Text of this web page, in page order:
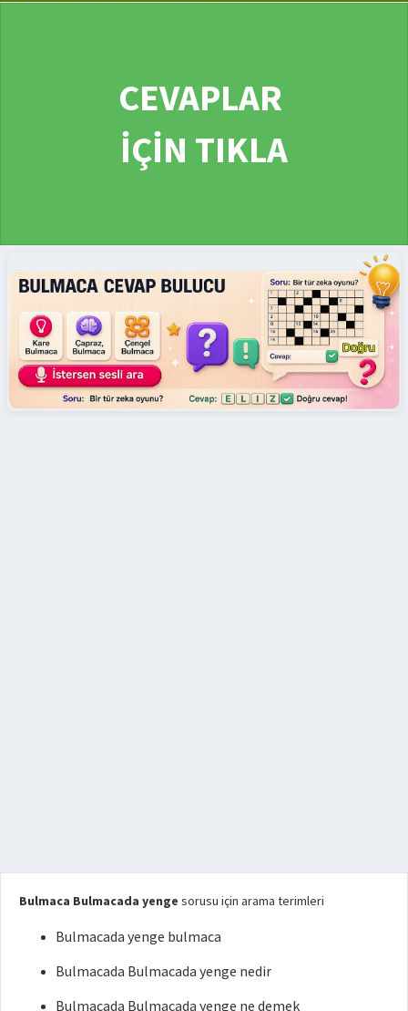
CEVAPLAR
İÇİN TIKLA
Bulmaca Bulmacada yenge sorusu için arama terimleri
Bulmacada yenge bulmaca
Bulmacada Bulmacada yenge nedir
Bulmacada Bulmacada yenge ne demek